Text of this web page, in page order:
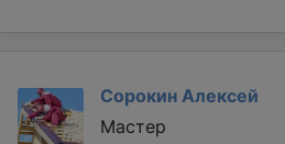
Сорокин Алексей
Мастер